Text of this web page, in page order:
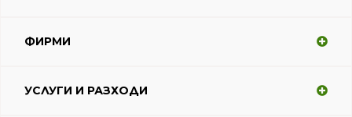
ФИРМИ
УСЛУГИ И РАЗХОДИ